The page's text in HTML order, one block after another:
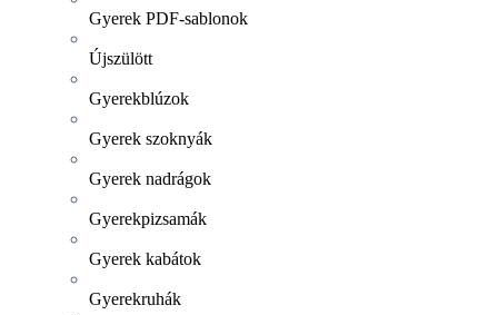
Gyerek PDF-sablonok
Újszülött
Gyerekblúzok
Gyerek szoknyák
Gyerek nadrágok
Gyerekpizsamák
Gyerek kabátok
Gyerekruhák